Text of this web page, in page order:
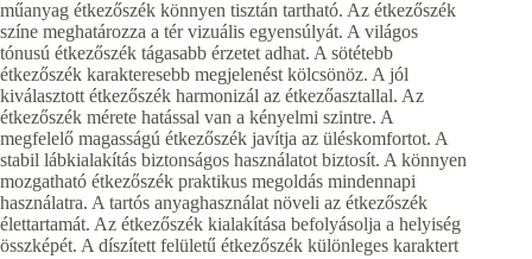
műanyag étkezőszék könnyen tisztán tartható. Az étkezőszék
színe meghatározza a tér vizuális egyensúlyát. A világos
tónusú étkezőszék tágasabb érzetet adhat. A sötétebb
étkezőszék karakteresebb megjelenést kölcsönöz. A jól
kiválasztott étkezőszék harmonizál az étkezőasztallal. Az
étkezőszék mérete hatással van a kényelmi szintre. A
megfelelő magasságú étkezőszék javítja az üléskomfortot. A
stabil lábkialakítás biztonságos használatot biztosít. A könnyen
mozgatható étkezőszék praktikus megoldás mindennapi
használatra. A tartós anyaghasználat növeli az étkezőszék
élettartamát. Az étkezőszék kialakítása befolyásolja a helyiség
összképét. A díszített felületű étkezőszék különleges karaktert